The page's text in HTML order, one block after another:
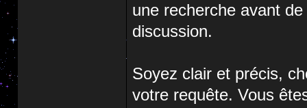
une recherche avant
discussion.
Soyez clair et précis,
votre requête. Vous